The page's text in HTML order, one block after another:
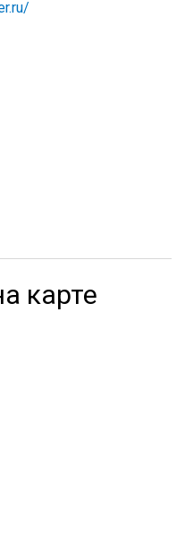
карте